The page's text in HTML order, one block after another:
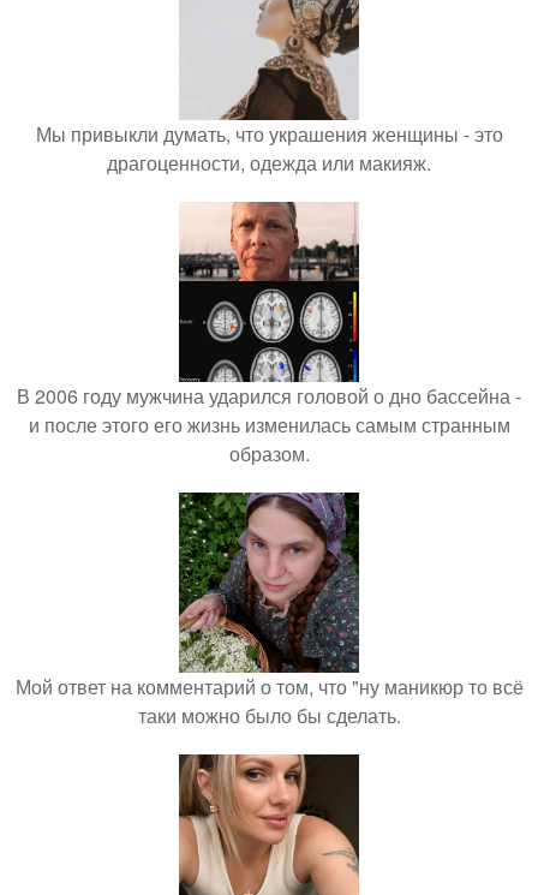
Мы привыкли думать, что украшения женщины - это
драгоценности, одежда или макияж.
В 2006 году мужчина ударился головой о дно бассейна -
и после этого его жизнь изменилась самым странным
образом.
Мой ответ на комментарий о том, что "ну маникюр то всё
таки можно было бы сделать.